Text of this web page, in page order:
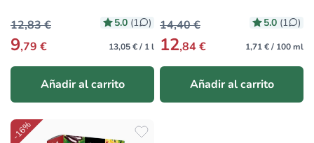
5.0 (1 )
12,83 €
9,79 € 13,05 € / 1 l
Añadir al carrito
5.0 (1 )
14,40 €
12,84 € 1,71 € / 100 ml
Añadir al carrito
-16%